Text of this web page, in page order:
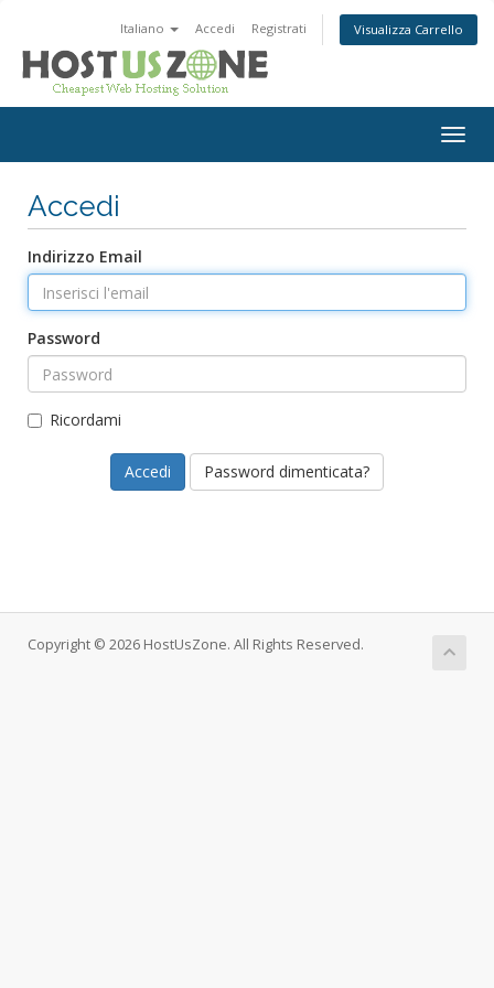
Italiano Accedi Registrati Visualizza Carrello
Accedi
Indirizzo Email
Password
Ricordami
Password dimenticata?
Copyright © 2026 HostUsZone. All Rights Reserved.